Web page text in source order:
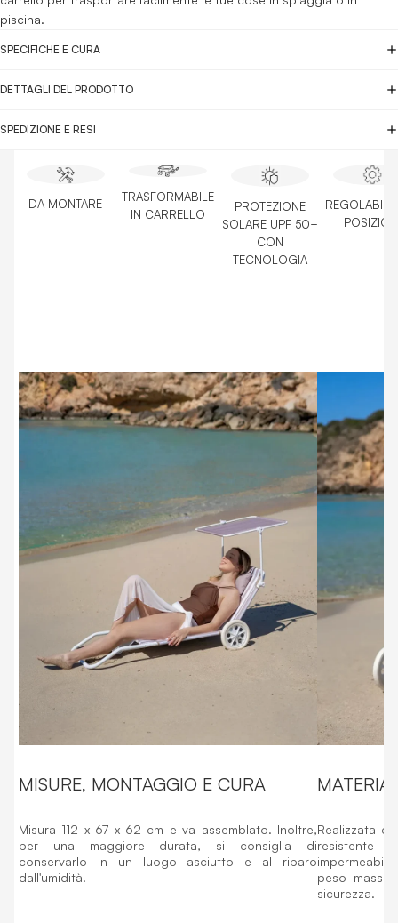
piscina.
SPECIFICHE E CURA
DETTAGLI DEL PRODOTTO
SPEDIZIONE E RESI
DA MONTARE
TRASFORMABILE
IN CARRELLO
PROTEZIONE
SOLARE UPF 50+
CON
TECNOLOGIA
MISURE, MONTAGGIO E CURA
Misura 112 x 67 x 62 cm e va assemblato. Inoltre,
per una maggiore durata, si consiglia di
conservarlo in un luogo asciutto e al riparo
dall'umidità.
Realizzata
resistente
peso
sicurezza.